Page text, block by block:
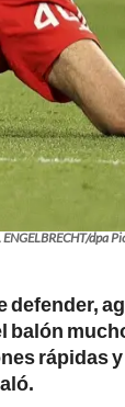
ENGELBRECHT/dpa
defender,
balón
rápidas